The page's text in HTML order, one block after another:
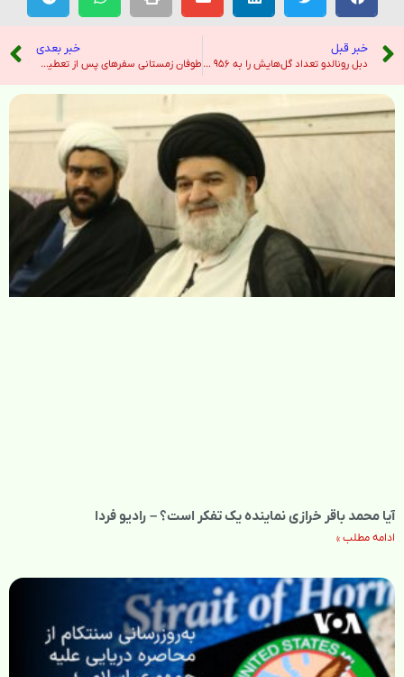
خبر قبل
دبل رونالدو تعداد گل‌هایش را به ۹۵۶ رساند؛ فقط ۴۴ گل مانده + فیلم – خبرگزاری ایرنا
خبر بعدی
طوفان زمستانی سفرهای پس از تعطیلات را در شمال شرق ایالات متحده به چالش کشید، بیش از 1000 پرواز لغو شد – هندوستان امروز
آیا محمد باقر خرازی نماینده یک تفکر است؟ – رادیو فردا
ادامه مطلب »